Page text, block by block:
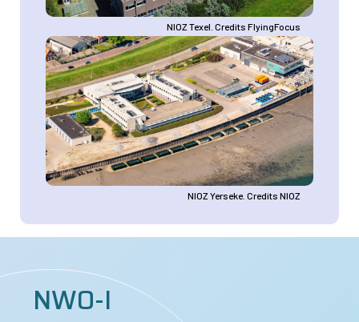
NIOZ Texel. Credits FlyingFocus
Afbeelding
NIOZ Yerseke. Credits NIOZ
NWO-I